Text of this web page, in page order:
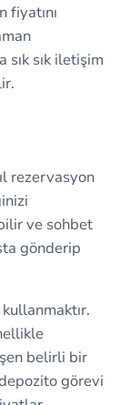
fiyatını
sık sık iletişim
rezervasyon
ve sohbet
gönderip
belirli bir
görevi